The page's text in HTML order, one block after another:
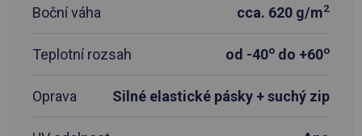
Boční váha cca. 620 g/m2
Teplotní rozsah od -40o do +60o
Oprava Silné elastické pásky + suchý zip